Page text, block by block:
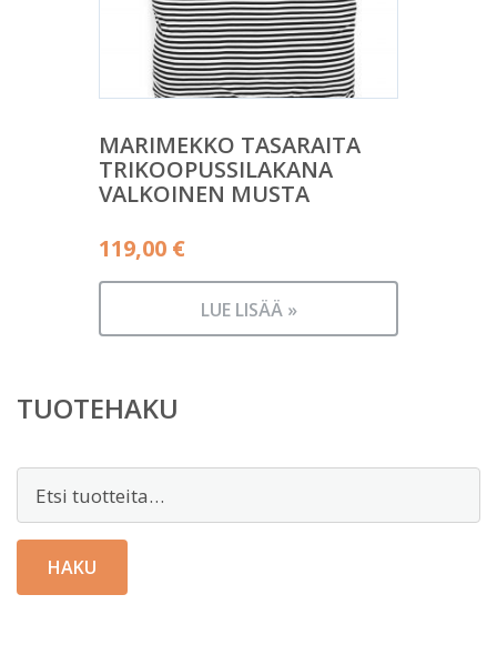
MARIMEKKO TASARAITA
TRIKOOPUSSILAKANA
VALKOINEN MUSTA
119,00 €
LUE LISÄÄ »
TUOTEHAKU
HAKU